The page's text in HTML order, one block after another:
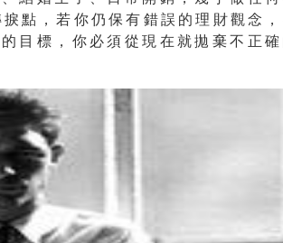
點，若你仍保有錯誤的理財觀念，
目標，你必須從現在就拋棄不正確